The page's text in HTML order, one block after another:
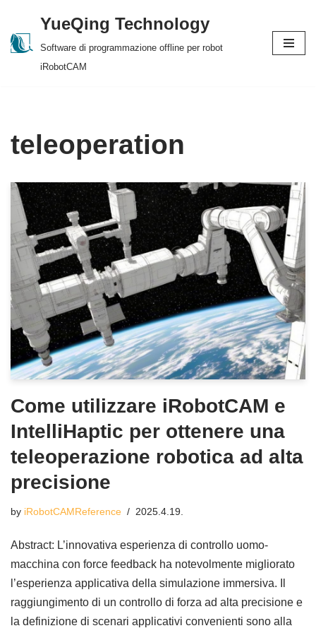
Skip
YueQing Technology
Software di programmazione offline per robot
iRobotCAM
teleoperation
Come utilizzare iRobotCAM e
IntelliHaptic per ottenere una
teleoperazione robotica ad alta
precisione
by iRobotCAMReference 2025.4.19.
Abstract: L’innovativa esperienza di controllo uomo-
macchina con force feedback ha notevolmente migliorato
l’esperienza applicativa della simulazione immersiva. Il
raggiungimento di un controllo di forza ad alta precisione e
la definizione di scenari applicativi convenienti sono alla